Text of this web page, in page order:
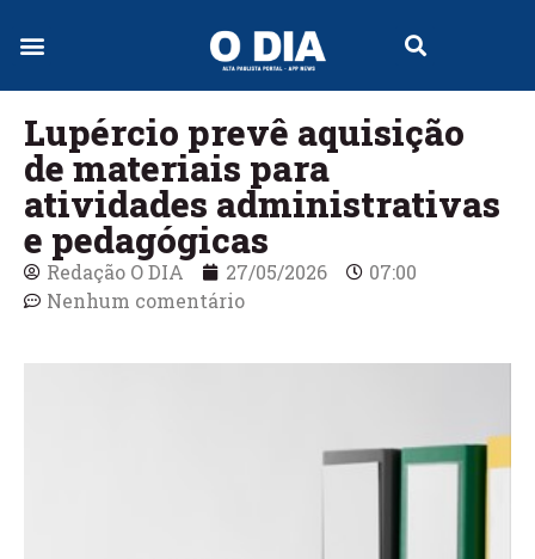
Lupércio prevê aquisição
de materiais para
atividades administrativas
e pedagógicas
Redação O DIA 27/05/2026
07:00
Nenhum comentário